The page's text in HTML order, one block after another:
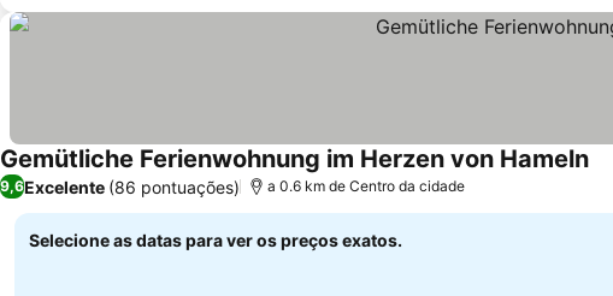
Gemütliche Ferienwohnung im Herzen von Hameln
9,6Excelente (86 pontuações) a 0.6 km de Centro da cidade
Selecione as datas para ver os preços exatos.